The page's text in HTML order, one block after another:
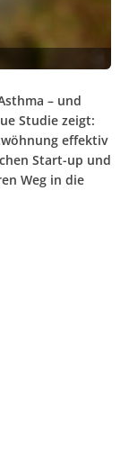
– und
Studie zeigt:
effektiv
Start-up und
Weg in die